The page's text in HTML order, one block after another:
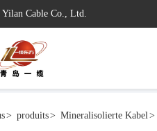
Yilan Cable Co., Ltd.
> produits> Mineralisolierte Kabel>